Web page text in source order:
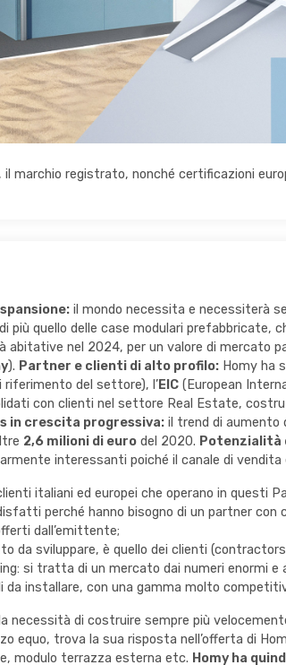
, il marchio registrato, nonché certificazioni
il mondo necessita e necessiterà
più quello delle case modulari prefabbricate,
abitative nel 2024, per un valore di mercato
). Partner e clienti di alto profilo: Homy ha
riferimento del settore), l’EIC (European
con clienti nel settore Real Estate,
in crescita progressiva: il trend di aumento
2,6 milioni di euro del 2020. Potenzialità
interessanti poiché il canale di vendita
italiani ed europei che operano in questi
perché hanno bisogno di un partner con
dall’emittente;
da sviluppare, è quello dei clienti
si tratta di un mercato dai numeri enormi e
da installare, con una gamma molto
la necessità di costruire sempre più
equo, trova la sua risposta nell’offerta di
modulo terrazza esterna etc. Homy ha